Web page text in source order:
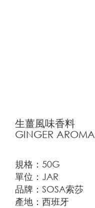
生薑風味香料
GINGER AROMA
規格：50G
單位：JAR
品牌：SOSA索莎
產地：西班牙